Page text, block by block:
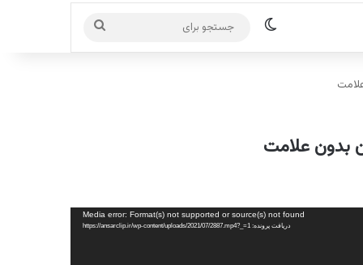
تغییر پوسته
برای
Media error: Format(s) not supported or source(s) not found
دریافت پرونده: https://ansarclip.ir/wp-content/uploads/2021/07/2887.mp4?_=1